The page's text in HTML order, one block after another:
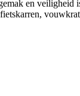
en veiligheid